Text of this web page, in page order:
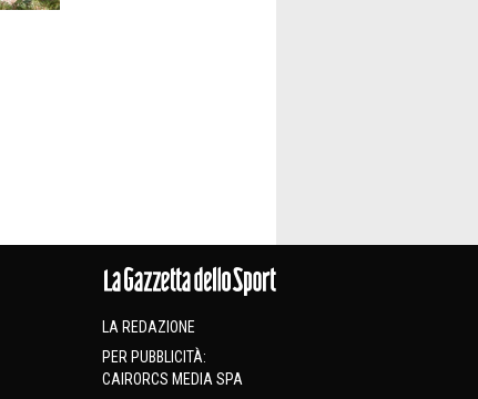
LA REDAZIONE
PER PUBBLICITÀ:
CAIRORCS MEDIA SPA